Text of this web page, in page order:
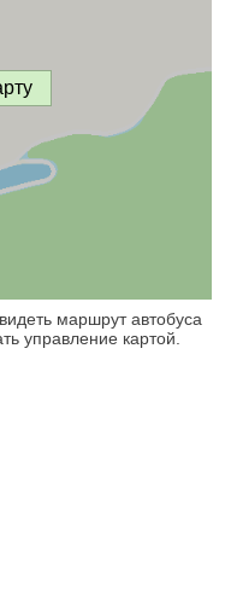
маршрут автобуса
управление картой.